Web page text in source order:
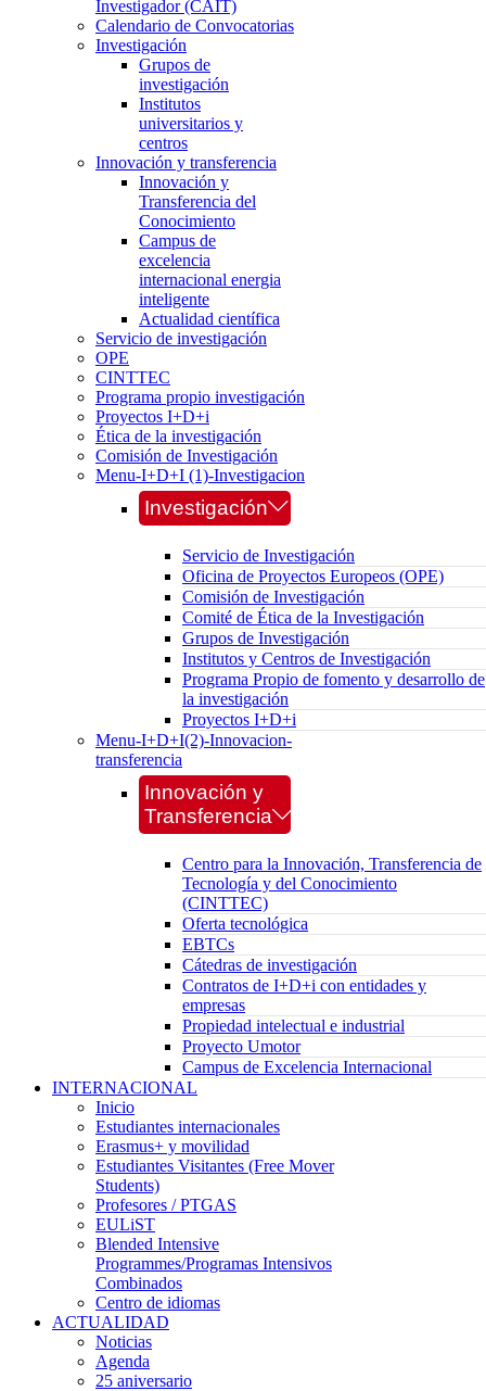
Investigador (CAIT)
Calendario de Convocatorias
Investigación
Grupos de
investigación
Institutos
universitarios y
centros
Innovación y transferencia
Innovación y
Transferencia del
Conocimiento
Campus de
excelencia
internacional energia
inteligente
Actualidad científica
Servicio de investigación
OPE
CINTTEC
Programa propio investigación
Proyectos I+D+i
Ética de la investigación
Comisión de Investigación
Menu-I+D+I (1)-Investigacion
Investigación
Servicio de Investigación
Oficina de Proyectos Europeos (OPE)
Comisión de Investigación
Comité de Ética de la Investigación
Grupos de Investigación
Institutos y Centros de Investigación
Programa Propio de fomento y desarrollo de
la investigación
Proyectos I+D+i
Menu-I+D+I(2)-Innovacion-
transferencia
Innovación y
Transferencia
Centro para la Innovación, Transferencia de
Tecnología y del Conocimiento
(CINTTEC)
Oferta tecnológica
EBTCs
Cátedras de investigación
Contratos de I+D+i con entidades y
empresas
Propiedad intelectual e industrial
Proyecto Umotor
Campus de Excelencia Internacional
INTERNACIONAL
Inicio
Estudiantes internacionales
Erasmus+ y movilidad
Estudiantes Visitantes (Free Mover
Students)
Profesores / PTGAS
EULiST
Blended Intensive
Programmes/Programas Intensivos
Combinados
Centro de idiomas
ACTUALIDAD
Noticias
Agenda
25 aniversario